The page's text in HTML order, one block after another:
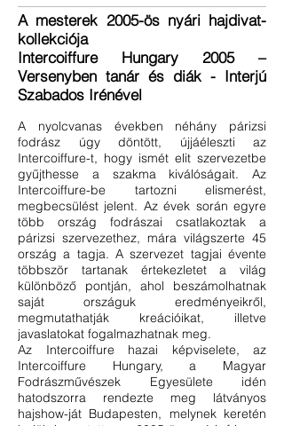
A mesterek 2005-ös nyári hajdivat-
kollekciója
Intercoiffure Hungary 2005 –
Versenyben tanár és diák - Interjú
Szabados Irénével
A nyolcvanas években néhány párizsi
fodrász úgy döntött, újjáéleszti az
Intercoiffure-t, hogy ismét elit szervezetbe
gyűjthesse a szakma kiválóságait. Az
Intercoiffure-be tartozni elismerést,
megbecsülést jelent. Az évek során egyre
több ország fodrászai csatlakoztak a
párizsi szervezethez, mára világszerte 45
ország a tagja. A szervezet tagjai évente
többször tartanak értekezletet a világ
különböző pontján, ahol beszámolhatnak
saját országuk eredményeikről,
megmutathatják kreációikat, illetve
javaslatokat fogalmazhatnak meg.
Az Intercoiffure hazai képviselete, az
Intercoiffure Hungary, a Magyar
Fodrászművészek Egyesülete idén
hatodszorra rendezte meg látványos
hajshow-ját Budapesten, melynek keretén